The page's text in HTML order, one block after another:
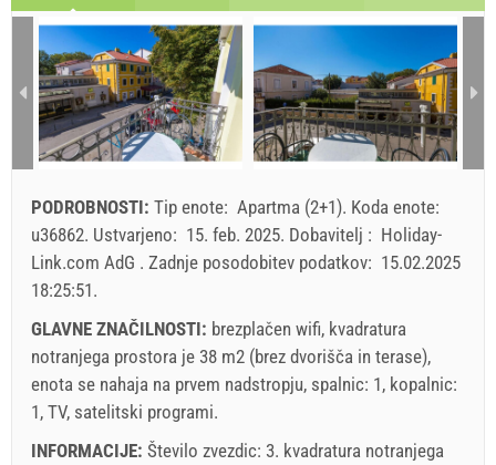
PODROBNOSTI: Tip enote: Apartma (2+1). Koda enote:
u36862. Ustvarjeno: 15. feb. 2025. Dobavitelj : Holiday-
Link.com AdG . Zadnje posodobitev podatkov: 15.02.2025
18:25:51.
GLAVNE ZNAČILNOSTI: brezplačen wifi, kvadratura
notranjega prostora je 38 m2 (brez dvorišča in terase),
enota se nahaja na prvem nadstropju, spalnic: 1, kopalnic:
1, TV, satelitski programi.
INFORMACIJE: Število zvezdic: 3. kvadratura notranjega